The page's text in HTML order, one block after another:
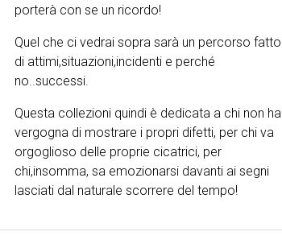
porterà con se un ricordo!
Quel che ci vedrai sopra sarà un percorso fatto
di attimi,situazioni,incidenti e perché
no..successi.
Questa collezioni quindi è dedicata a chi non ha
vergogna di mostrare i propri difetti, per chi va
orgoglioso delle proprie cicatrici, per
chi,insomma, sa emozionarsi davanti ai segni
lasciati dal naturale scorrere del tempo!